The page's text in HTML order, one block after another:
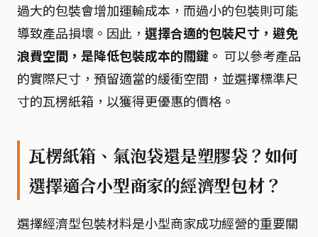
過大的包裝會增加運輸成本，而過小的包裝則可能
導致產品損壞。因此， 選擇合適的包裝尺寸，避免
浪費空間，是降低包裝成本的關鍵。 可以參考產品
的實際尺寸，預留適當的緩衝空間，並選擇標準尺
寸的瓦楞紙箱，以獲得更優惠的價格。
瓦楞紙箱、氣泡袋還是塑膠袋？如何
選擇適合小型商家的經濟型包材？
選擇經濟型包裝材料是小型商家成功經營的重要關